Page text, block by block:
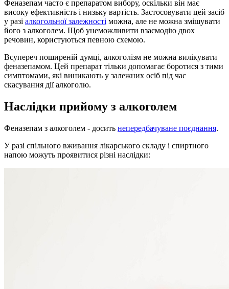
Феназепам часто є препаратом вибору, оскільки він має
високу ефективність і низьку вартість. Застосовувати цей засіб
у разі алкогольної залежності можна, але не можна змішувати
його з алкоголем. Щоб унеможливити взаємодію двох
речовин, користуються певною схемою.
Всупереч поширеній думці, алкоголізм не можна вилікувати
феназепамом. Цей препарат тільки допомагає боротися з тими
симптомами, які виникають у залежних осіб під час
скасування дії алкоголю.
Наслідки прийому з алкоголем
Феназепам з алкоголем - досить непередбачуване поєднання.
У разі спільного вживання лікарського складу і спиртного
напою можуть проявитися різні наслідки: